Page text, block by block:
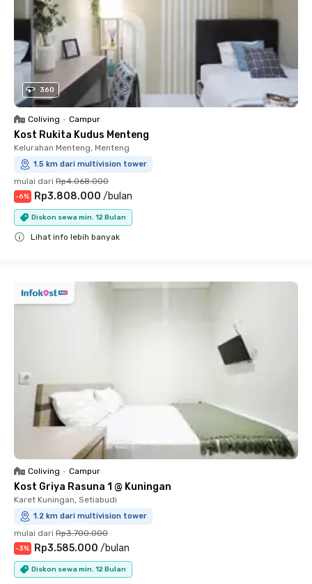
360
Coliving • Campur
Kost Rukita Kudus Menteng
Kelurahan Menteng, Menteng
1.5 km dari multivision tower
mulai dari Rp4.068.000
-6% Rp3.808.000 /bulan
Diskon sewa min. 12 Bulan
Lihat info lebih banyak
Coliving • Campur
Kost Griya Rasuna 1 @ Kuningan
Karet Kuningan, Setiabudi
1.2 km dari multivision tower
mulai dari Rp3.700.000
-3% Rp3.585.000 /bulan
Diskon sewa min. 12 Bulan